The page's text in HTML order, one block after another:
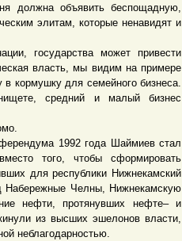
должна объявить беспощадную,
элитам, которые ненавидят и
государства может привести
власть, мы видим на примере
в кормушку для семейного бизнеса.
средний и малый бизнес
1992 года Шаймиев стал
того, чтобы сформировать
для республики Нижнекамский
Набережные Челны, Нижнекамскую
нефти, протянувших нефте– и
из высших эшелонов власти,
неблагодарностью.